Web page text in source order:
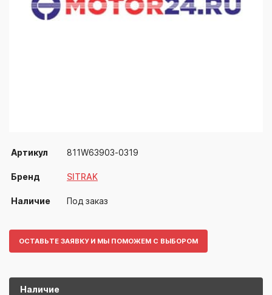
Артикул 811W63903-0319
Бренд SITRAK
Наличие Под заказ
ОСТАВЬТЕ ЗАЯВКУ И МЫ ПОМОЖЕМ С ВЫБОРОМ
Наличие